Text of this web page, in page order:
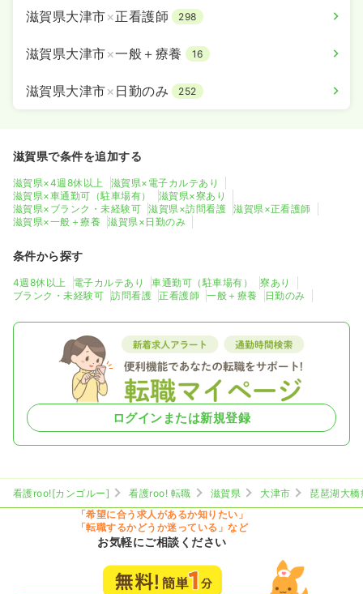
滋賀県大津市×正看護師 298
滋賀県大津市×一般＋療養 16
滋賀県大津市× 日勤のみ 252
滋賀県で条件を追加する
滋賀県×4週8休以上
滋賀県×電子カルテあり
滋賀県×車通勤可（駐車場有）
滋賀県×寮あり
滋賀県×ブランク・未経験可
滋賀県×訪問看護
滋賀県×正看護師
滋賀県×一般＋療養
滋賀県×日勤のみ
条件から探す
4週8休以上 電子カルテあり 車通勤可（駐車場有）
寮あり
ブランク・未経験可
訪問看護 正看護師 一般＋療養 日勤のみ
ログインまたは新規登録
看護roo![カンゴルー] 看護roo! 転職 滋賀県 大津市
琵琶湖大橋
「希望に合う求人があるか知りたい」
「転職するかどうか迷っている」など
お気軽にご相談ください